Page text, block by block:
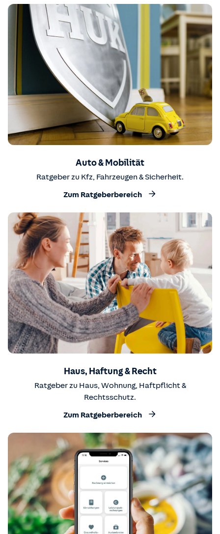
Auto & Mobilität
Ratgeber zu Kfz, Fahrzeugen & Sicherheit.
Zum Ratgeberbereich
Haus, Haftung & Recht
Ratgeber zu Haus, Wohnung, Haftpflicht &
Rechtsschutz.
Zum Ratgeberbereich